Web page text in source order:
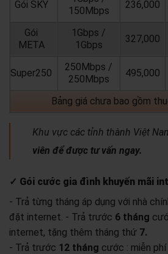
Gói SKY
150Mbps
236,000
Gói
META
1Gbps /
1Gbps
327,000
Super250
250Mbps /
250Mbps
495,000
Bảng giá chưa bao gồm
Khu vực các tỉnh thành Việt
viên để được tư vấn ngay.
✓ Gói cước gia đình khuyến mãi
- Trả từng tháng áp dụng với nhà
đặt internet. - Trả trước 6 tháng
internet, tặng thêm tháng thứ 7.
- Trả trước 12 tháng cước : miễn phí